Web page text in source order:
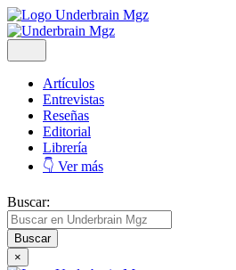
Artículos
Entrevistas
Reseñas
Editorial
Librería
👇 Ver más
Buscar:
×